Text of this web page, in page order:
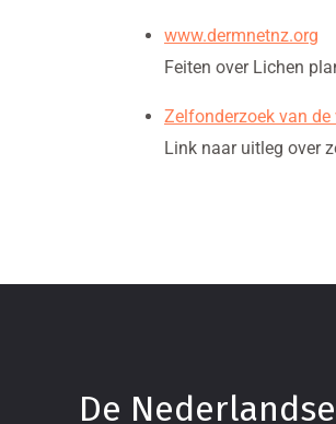
www.dermnetnz.org
Feiten over Lichen
Zelfonderzoek van de
Link naar uitleg over
De